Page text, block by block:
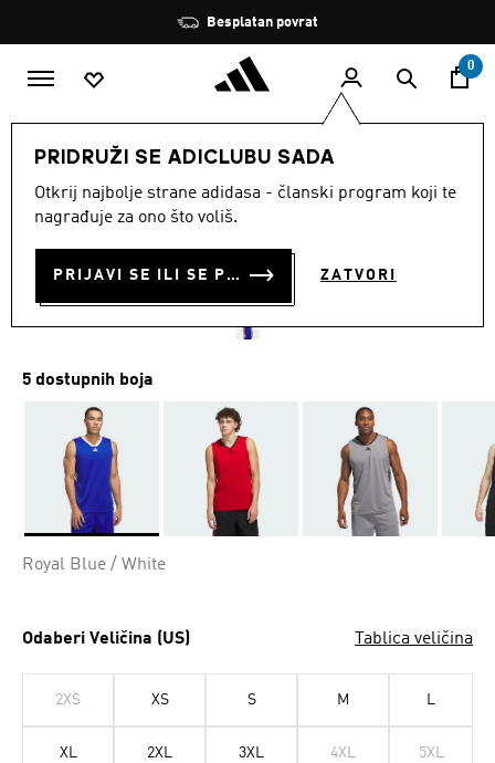
Zaustavi
rotaciju
Besplatan povrat
0
PRIDRUŽI SE ADICLUBU SADA
Otkrij najbolje strane adidasa - članski program koji te
nagrađuje za ono što voliš.
PRIJAVI SE ILI SE PRIDRUŽI SADA ZATVORI
MAJICA ADIDAS
BASKETBALL LEGENDS
5 dostupnih boja
Royal Blue / White
Odaberi Veličina (US) Tablica veličina
2XS XS S M L
XL 2XL 3XL 4XL 5XL